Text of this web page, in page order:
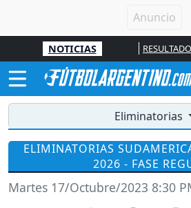
NOTICIAS
Eliminatorias
ELIMINATORIAS
2026 - FASE
Martes 17/Octubre/2023 8:30